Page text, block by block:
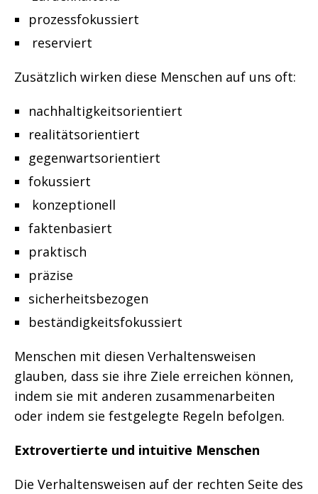
prozessfokussiert
reserviert
Zusätzlich wirken diese Menschen auf uns oft:
nachhaltigkeitsorientiert
realitätsorientiert
gegenwartsorientiert
fokussiert
konzeptionell
faktenbasiert
praktisch
präzise
sicherheitsbezogen
beständigkeitsfokussiert
Menschen mit diesen Verhaltensweisen
glauben, dass sie ihre Ziele erreichen können,
indem sie mit anderen zusammenarbeiten
oder indem sie festgelegte Regeln befolgen.
Extrovertierte und intuitive Menschen
Die Verhaltensweisen auf der rechten Seite des